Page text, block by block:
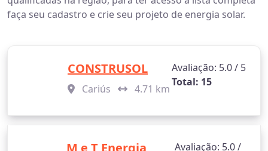
faça seu cadastro e crie seu projeto de energia solar.
CONSTRUSOL
Cariús 4.71 km
Avaliação: 5.0 / 5
Total: 15
M e T Energia
Avaliação: 5.0 /